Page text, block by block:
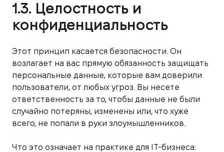
1.3. Целостность и
конфиденциальность
Этот принцип касается безопасности. Он
возлагает на вас прямую обязанность защищать
персональные данные, которые вам доверили
пользователи, от любых угроз. Вы несете
ответственность за то, чтобы данные не были
случайно потеряны, изменены или, что хуже
всего, не попали в руки злоумышленников.
Что это означает на практике для IT-бизнеса: